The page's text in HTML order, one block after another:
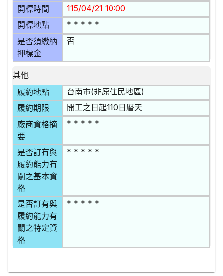
開標時間 115/04/21 10:00
開標地點 * * * * *
是否須繳納
押標金
否
其他
履約地點
台南市(非原住民地區)
履約期限 開工之日起110日曆天
廠商資格摘
要
* * * * *
是否訂有與
履約能力有
關之基本資
格
* * * * *
是否訂有與
履約能力有
關之特定資
格
* * * * *